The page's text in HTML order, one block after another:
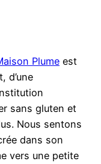
Plume est
d’une
sans gluten et
Nous sentons
dans son
vers une petite